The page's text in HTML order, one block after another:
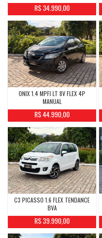
R$ 34.990,00
ONIX 1.4 MPFI LT 8V FLEX 4P
MANUAL
R$ 44.990,00
C3 PICASSO 1.6 FLEX TENDANCE
BVA
R$ 39.990,00